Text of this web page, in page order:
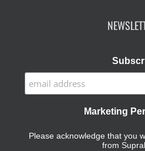
Marketing
Please acknowledge that you
from